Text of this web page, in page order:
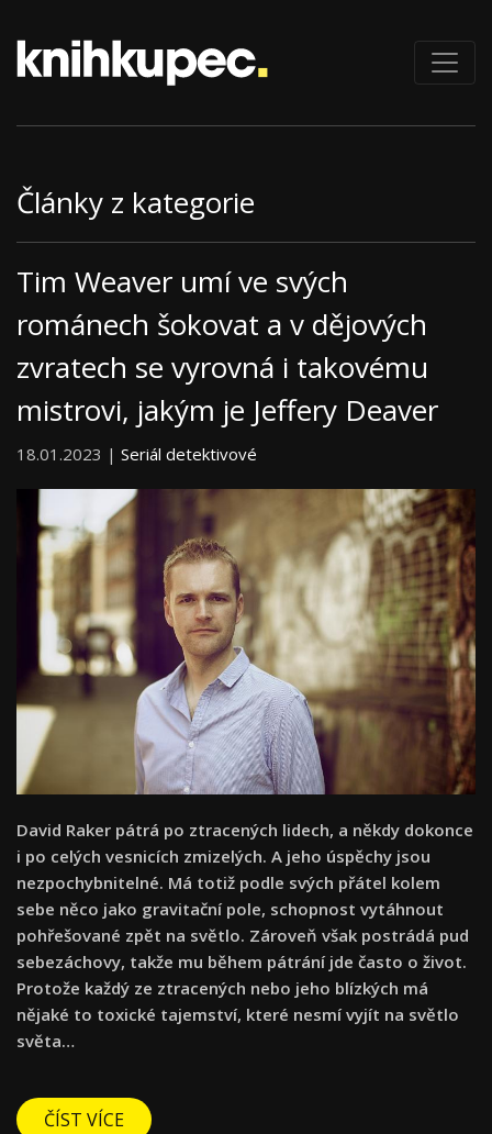
Články z kategorie
Tim Weaver umí ve svých
románech šokovat a v dějových
zvratech se vyrovná i takovému
mistrovi, jakým je Jeffery Deaver
18.01.2023 | Seriál detektivové
David Raker pátrá po ztracených lidech, a někdy dokonce
i po celých vesnicích zmizelých. A jeho úspěchy jsou
nezpochybnitelné. Má totiž podle svých přátel kolem
sebe něco jako gravitační pole, schopnost vytáhnout
pohřešované zpět na světlo. Zároveň však postrádá pud
sebezáchovy, takže mu během pátrání jde často o život.
Protože každý ze ztracených nebo jeho blízkých má
nějaké to toxické tajemství, které nesmí vyjít na světlo
světa…
ČÍST VÍCE